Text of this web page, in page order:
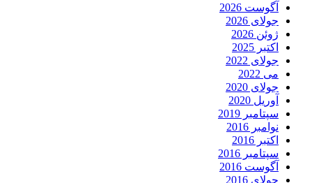
آگوست 2026
جولای 2026
ژوئن 2026
اکتبر 2025
جولای 2022
می 2022
جولای 2020
آوریل 2020
سپتامبر 2019
نوامبر 2016
اکتبر 2016
سپتامبر 2016
آگوست 2016
جولای 2016